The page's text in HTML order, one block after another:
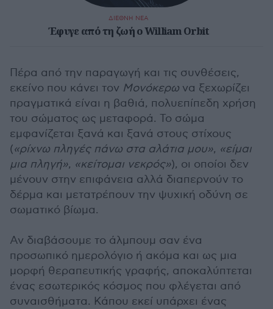
ΔΙΕΘΝΗ ΝΕΑ
Έφυγε από τη ζωή ο William Orbit
Πέρα από την παραγωγή και τις συνθέσεις,
εκείνο που κάνει τον Μονόκερω να ξεχωρίζει
πραγματικά είναι η βαθιά, πολυεπίπεδη χρήση
του σώματος ως μεταφορά. Το σώμα
εμφανίζεται ξανά και ξανά στους στίχους
(«ρίχνω πληγές πάνω στα αλάτια μου», «είμαι
μια πληγή», «κείτομαι νεκρός»), οι οποίοι δεν
μένουν στην επιφάνεια αλλά διαπερνούν το
δέρμα και μετατρέπουν την ψυχική οδύνη σε
σωματικό βίωμα.
Αν διαβάσουμε το άλμπουμ σαν ένα
προσωπικό ημερολόγιο ή ακόμα και ως μια
μορφή θεραπευτικής γραφής, αποκαλύπτεται
ένας εσωτερικός κόσμος που φλέγεται από
συναισθήματα. Κάπου εκεί υπάρχει ένας